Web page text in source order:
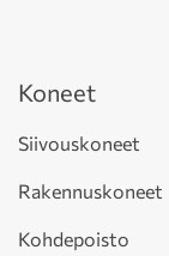
Koneet
Siivouskoneet
Rakennuskoneet
Kohdepoisto